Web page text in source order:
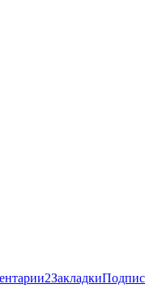
2Закладки